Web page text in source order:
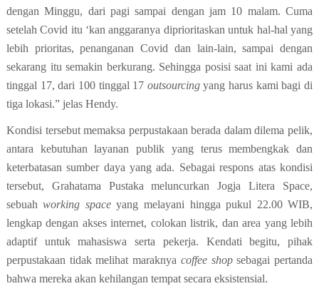
dengan Minggu, dari pagi sampai dengan jam 10 malam. Cuma
setelah Covid itu ‘kan anggaranya diprioritaskan untuk hal-hal yang
lebih prioritas, penanganan Covid dan lain-lain, sampai dengan
sekarang itu semakin berkurang. Sehingga posisi saat ini kami ada
tinggal 17, dari 100 tinggal 17 outsourcingyang harus kami bagi di
tiga lokasi.” jelas Hendy.
Kondisi tersebut memaksa perpustakaan berada dalam dilema pelik,
antara kebutuhan layanan publik yang terus membengkak dan
keterbatasan sumber daya yang ada. Sebagai respons atas kondisi
tersebut, Grahatama Pustaka meluncurkan Jogja Litera Space,
sebuahworking spaceyang melayani hingga pukul 22.00 WIB,
lengkap dengan akses internet, colokan listrik, dan area yang lebih
adaptif untuk mahasiswa serta pekerja. Kendati begitu, pihak
perpustakaan tidak melihat maraknya coffee shopsebagai pertanda
bahwa mereka akan kehilangan tempat secara eksistensial.